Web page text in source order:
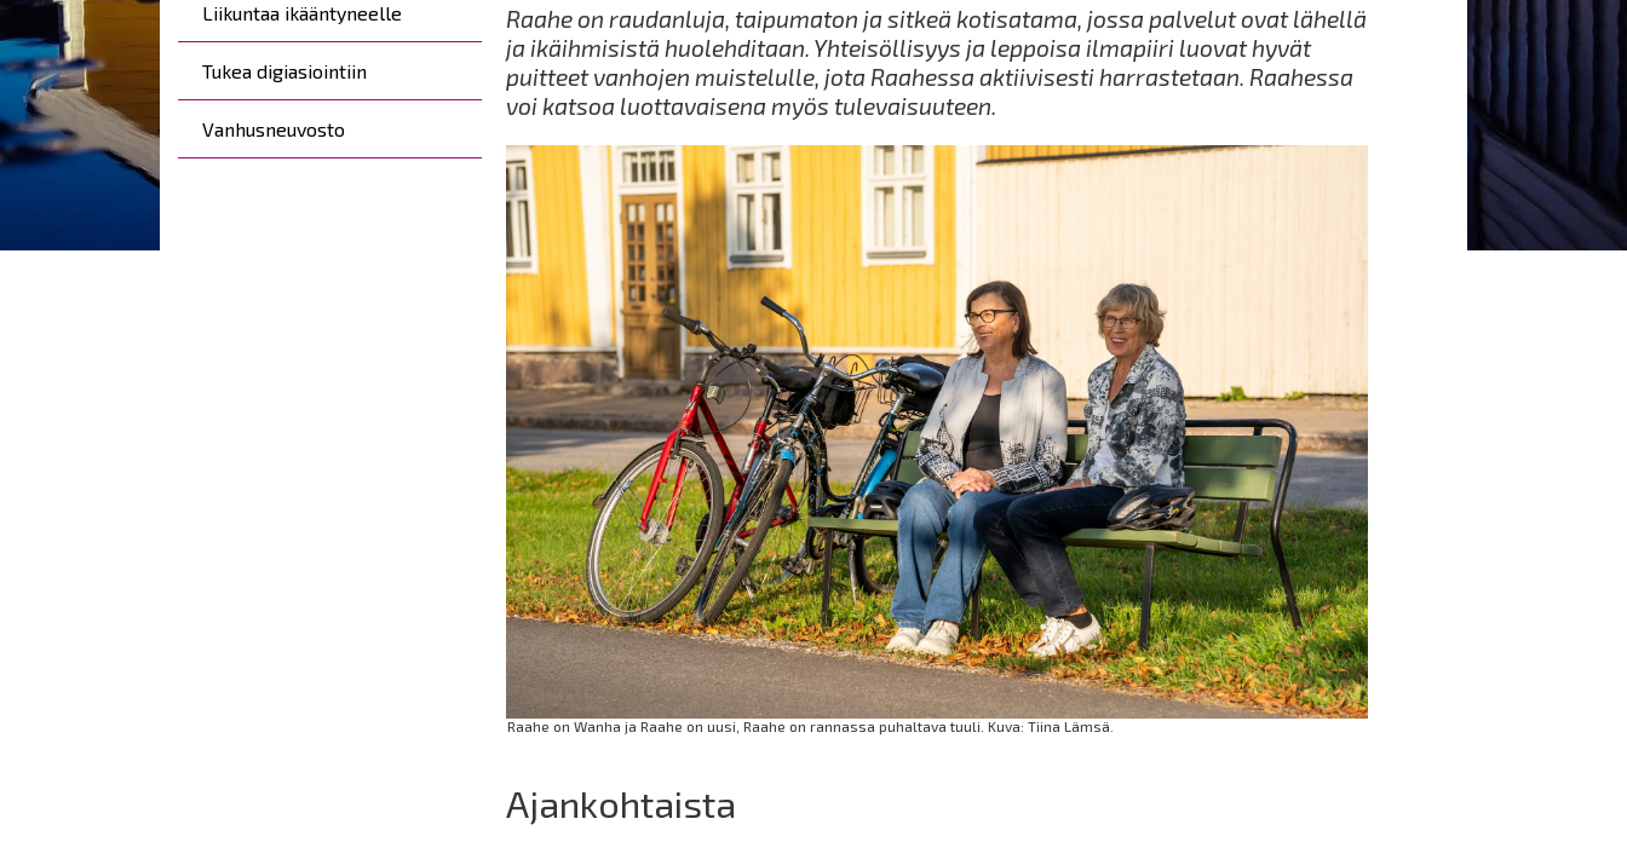
Liikuntaa ikääntyneelle
Tukea digiasiointiin
Vanhusneuvosto
Raahe on raudanluja, taipumaton ja sitkeä kotisatama, jossa palvelut ovat lähellä
ja ikäihmisistä huolehditaan. Yhteisöllisyys ja leppoisa ilmapiiri luovat hyvät
puitteet vanhojen muistelulle, jota Raahessa aktiivisesti harrastetaan. Raahessa
voi katsoa luottavaisena myös tulevaisuuteen.
Raahe on Wanha ja Raahe on uusi, Raahe on rannassa puhaltava tuuli. Kuva: Tiina Lämsä.
Ajankohtaista